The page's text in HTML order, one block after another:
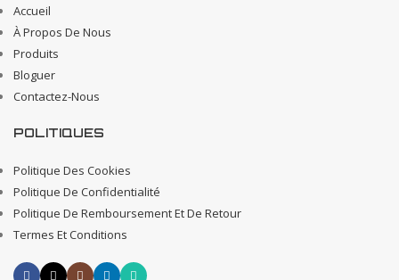
Accueil
À Propos De Nous
Produits
Bloguer
Contactez-Nous
POLITIQUES
Politique Des Cookies
Politique De Confidentialité
Politique De Remboursement Et De Retour
Termes Et Conditions